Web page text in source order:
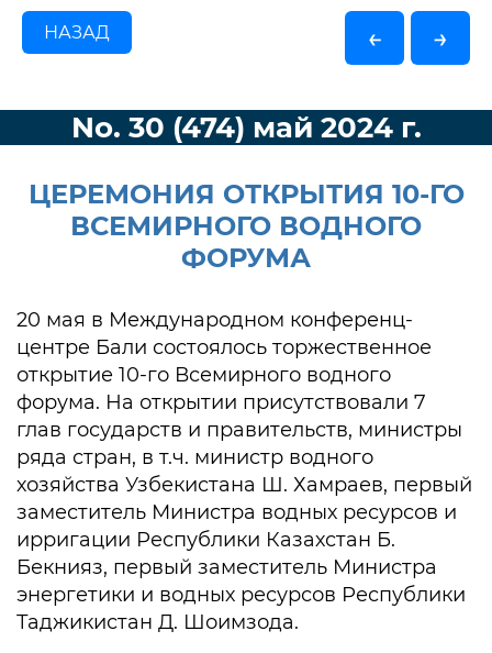
НАЗАД
No. 30 (474) май 2024 г.
ЦЕРЕМОНИЯ ОТКРЫТИЯ 10-ГО
ВСЕМИРНОГО ВОДНОГО
ФОРУМА
20 мая в Международном конференц-
центре Бали состоялось торжественное
открытие 10-го Всемирного водного
форума. На открытии присутствовали 7
глав государств и правительств, министры
ряда стран, в т.ч. министр водного
хозяйства Узбекистана Ш. Хамраев, первый
заместитель Министра водных ресурсов и
ирригации Республики Казахстан Б.
Бекнияз, первый заместитель Министра
энергетики и водных ресурсов Республики
Таджикистан Д. Шоимзода.
→
←